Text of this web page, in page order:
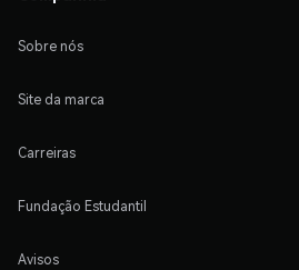
Sobre nós
Site da marca
Carreiras
Fundação Estudantil
Avisos